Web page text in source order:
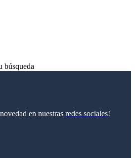
búsqueda
en nuestras redes sociales!